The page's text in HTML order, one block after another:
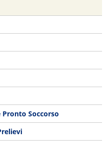
Soccorso